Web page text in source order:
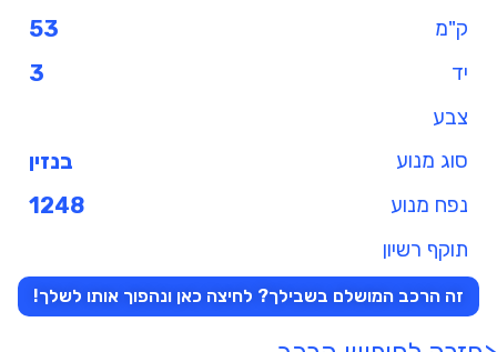
ק"מ 53
יד 3
צבע
סוג מנוע
בנזין
נפח מנוע 1248
תוקף רשיון
זה הרכב המושלם בשבילך? לחיצה כאן ונהפוך אותו לשלך!